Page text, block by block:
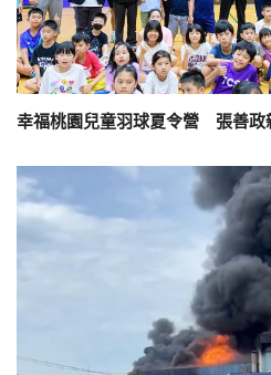
幸福桃園兒童羽球夏令營 張善政